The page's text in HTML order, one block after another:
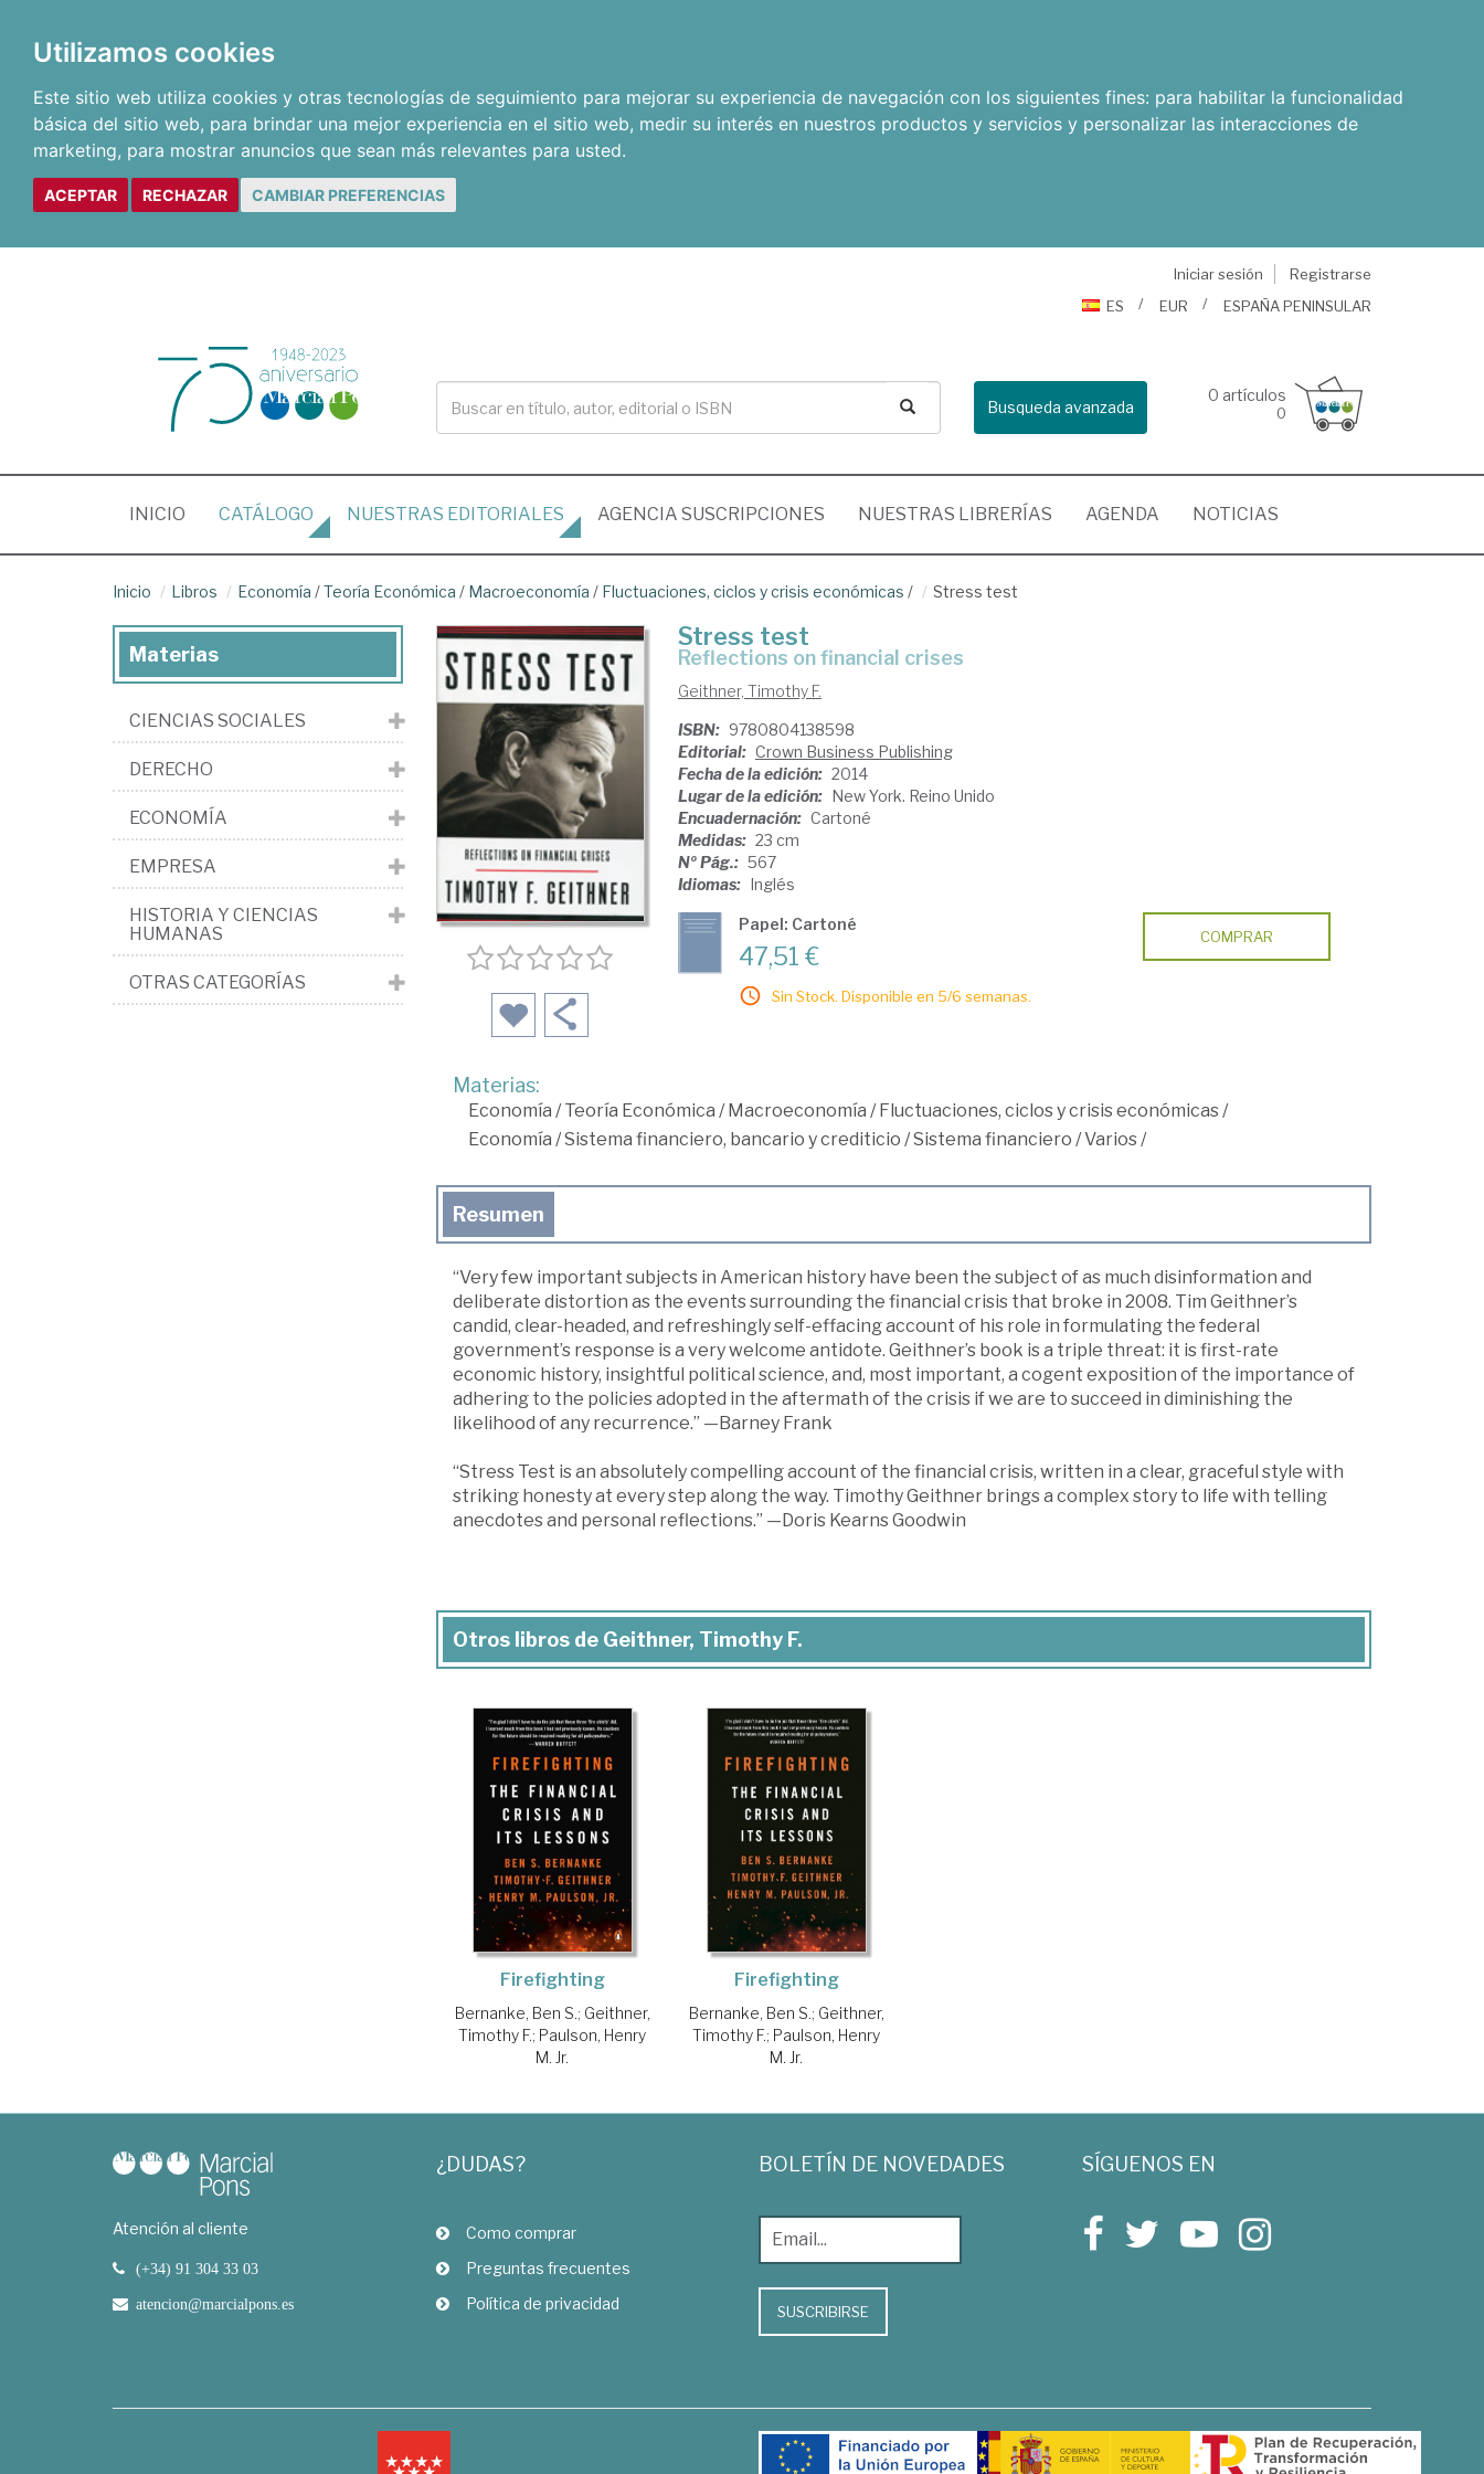
Utilizamos cookies
Este sitio web utiliza cookies y otras tecnologías de seguimiento para mejorar su experiencia de navegación con los siguientes fines: para habilitar la funcionalidad
básica del sitio web, para brindar una mejor experiencia en el sitio web, medir su interés en nuestros productos y servicios y personalizar las interacciones de
marketing, para mostrar anuncios que sean más relevantes para usted.
ACEPTAR RECHAZAR CAMBIAR PREFERENCIAS
Iniciar sesión
Registrarse
ES
EUR ESPAÑA PENINSULAR
Busqueda avanzada
0 artículos
0
INICIO (CURRENT)
CATÁLOGO NUESTRAS EDITORIALES AGENCIA SUSCRIPCIONES NUESTRAS LIBRERÍAS AGENDA NOTICIAS
Inicio Libros Economía /Teoría Económica / Macroeconomía / Fluctuaciones, ciclos y crisis económicas / Stress test
Stress test
reflections on financial crises
Geithner, Timothy F.
ISBN: 9780804138598
Editorial: Crown Business Publishing
Fecha de la edición: 2014
Lugar de la edición: New York. Reino Unido
Encuadernación: Cartoné
Medidas: 23 cm
Nº Pág.: 567
Idiomas: Inglés
Papel: Cartoné
47,51 €
Sin Stock. Disponible en 5/6 semanas.
COMPRAR
Materias:
Economía /Teoría Económica / Macroeconomía / Fluctuaciones, ciclos y crisis económicas/
Economía /Sistema financiero, bancario y crediticio /Sistema financiero /Varios/
Resumen
“Very few important subjects in American history have been the subject of as much disinformation and
deliberate distortion as the events surrounding the financial crisis that broke in 2008. Tim Geithner’s
candid, clear-headed, and refreshingly self-effacing account of his role in formulating the federal
government’s response is a very welcome antidote. Geithner’s book is a triple threat: it is first-rate
economic history, insightful political science, and, most important, a cogent exposition of the importance of
adhering to the policies adopted in the aftermath of the crisis if we are to succeed in diminishing the
likelihood of any recurrence.” —Barney Frank
“Stress Test is an absolutely compelling account of the financial crisis, written in a clear, graceful style with
striking honesty at every step along the way. Timothy Geithner brings a complex story to life with telling
anecdotes and personal reflections.” —Doris Kearns Goodwin
Otros libros de Geithner, Timothy F.
Firefighting
Bernanke, Ben S.; Geithner,
Timothy F.; Paulson, Henry
M. Jr.
Firefighting
Bernanke, Ben S.; Geithner,
Timothy F.; Paulson, Henry
M. Jr.
Materias
CIENCIAS SOCIALES
DERECHO
ECONOMÍA
EMPRESA
HISTORIA Y CIENCIAS
HUMANAS
OTRAS CATEGORÍAS
Atención al cliente
(+34) 91 304 33 03
atencion@marcialpons.es
¿DUDAS?
Como comprar
Preguntas frecuentes
Política de privacidad
BOLETÍN DE NOVEDADES
SUSCRIBIRSE
SÍGUENOS EN